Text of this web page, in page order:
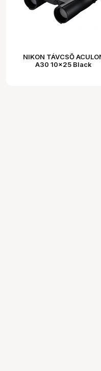
NIKON TÁVCSŐ
A30 10x25 Black